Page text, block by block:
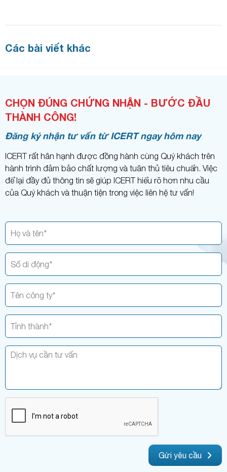
Các bài viết khác
CHỌN ĐÚNG CHỨNG NHẬN - BƯỚC ĐẦU
THÀNH CÔNG!
Đăng ký nhận tư vấn từ ICERT ngay hôm nay
ICERT rất hân hạnh được đồng hành cùng Quý khách trên
hành trình đảm bảo chất lượng và tuân thủ tiêu chuẩn. Việc
để lại đầy đủ thông tin sẽ giúp ICERT hiểu rõ hơn nhu cầu
của Quý khách và thuận tiện trong việc liên hệ tư vấn!
Gửi yêu cầu